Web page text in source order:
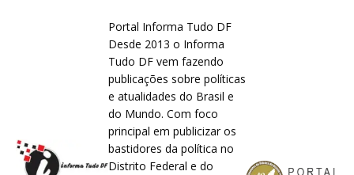
Portal Informa Tudo DF
Desde 2013 o Informa
Tudo DF vem fazendo
publicações sobre políticas
e atualidades do Brasil e
do Mundo. Com foco
principal em publicizar os
bastidores da política no
Distrito Federal e do